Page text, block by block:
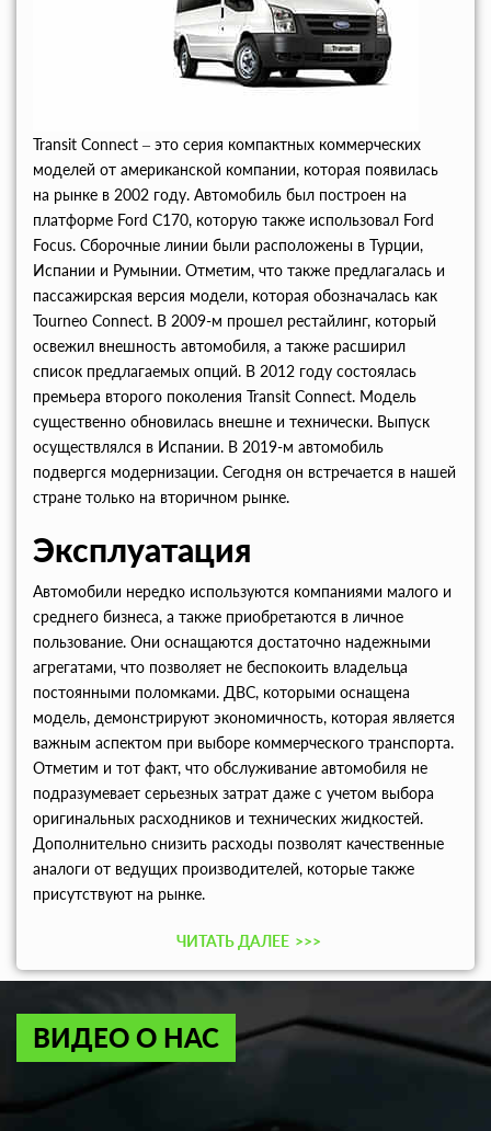
Transit Connect – это серия компактных коммерческих
моделей от американской компании, которая появилась
на рынке в 2002 году. Автомобиль был построен на
платформе Ford C170, которую также использовал Ford
Focus. Сборочные линии были расположены в Турции,
Испании и Румынии. Отметим, что также предлагалась и
пассажирская версия модели, которая обозначалась как
Tourneo Connect. В 2009-м прошел рестайлинг, который
освежил внешность автомобиля, а также расширил
список предлагаемых опций. В 2012 году состоялась
премьера второго поколения Transit Connect. Модель
существенно обновилась внешне и технически. Выпуск
осуществлялся в Испании. В 2019-м автомобиль
подвергся модернизации. Сегодня он встречается в нашей
стране только на вторичном рынке.
Эксплуатация
Автомобили нередко используются компаниями малого и
среднего бизнеса, а также приобретаются в личное
пользование. Они оснащаются достаточно надежными
агрегатами, что позволяет не беспокоить владельца
постоянными поломками. ДВС, которыми оснащена
модель, демонстрируют экономичность, которая является
важным аспектом при выборе коммерческого транспорта.
Отметим и тот факт, что обслуживание автомобиля не
подразумевает серьезных затрат даже с учетом выбора
оригинальных расходников и технических жидкостей.
Дополнительно снизить расходы позволят качественные
аналоги от ведущих производителей, которые также
присутствуют на рынке.
ЧИТАТЬ ДАЛЕЕ >>>
ВИДЕО О НАС